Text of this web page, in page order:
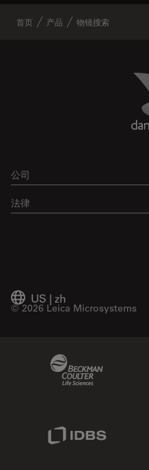
首页 产品 物镜搜索
公司
法律
US | zh
© 2026 Leica Microsystems